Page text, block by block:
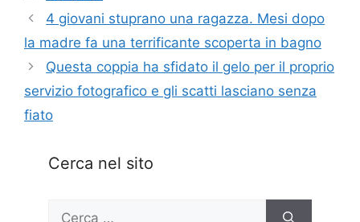
4 giovani stuprano una ragazza. Mesi dopo
la madre fa una terrificante scoperta in bagno
Questa coppia ha sfidato il gelo per il proprio
servizio fotografico e gli scatti lasciano senza
fiato
Cerca nel sito
Ricerca